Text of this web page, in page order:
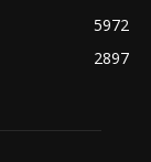
5972
2897